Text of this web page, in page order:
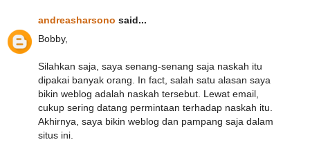
andreasharsono said...
Bobby,
Silahkan saja, saya senang-senang saja naskah itu
dipakai banyak orang. In fact, salah satu alasan saya
bikin weblog adalah naskah tersebut. Lewat email,
cukup sering datang permintaan terhadap naskah itu.
Akhirnya, saya bikin weblog dan pampang saja dalam
situs ini.